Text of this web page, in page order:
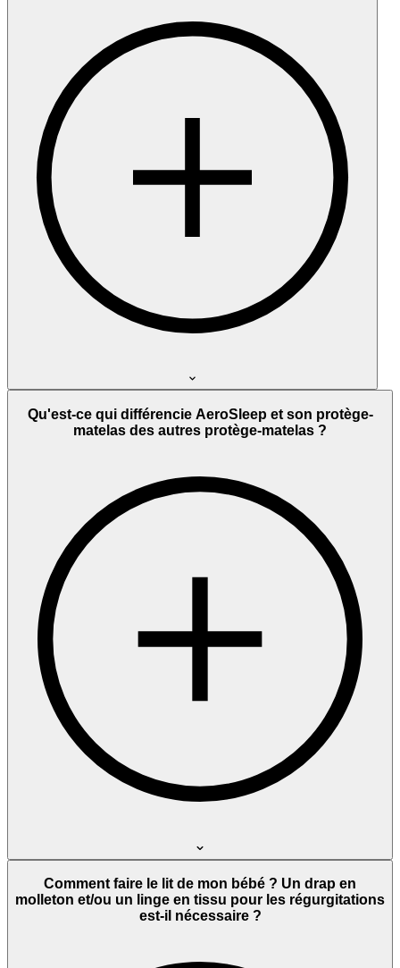
Qu'est-ce qui différencie AeroSleep et son protège-
matelas des autres protège-matelas ?
Comment faire le lit de mon bébé ? Un drap en
molleton et/ou un linge en tissu pour les régurgitations
est-il nécessaire ?